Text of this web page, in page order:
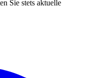
Sie stets aktuelle